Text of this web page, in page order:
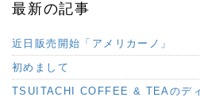
最新の記事
近日販売開始「アメリカーノ」
初めまして
TSUITACHI COFFEE & TEAのデ